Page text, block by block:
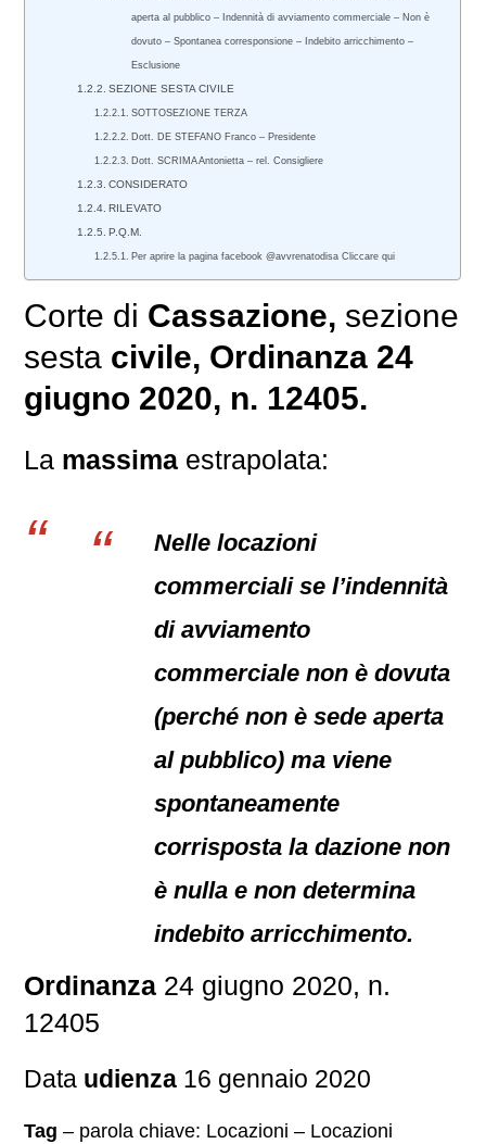
aperta al pubblico – Indennità di avviamento commerciale – Non è
dovuto – Spontanea corresponsione – Indebito arricchimento –
Esclusione
SEZIONE SESTA CIVILE
SOTTOSEZIONE TERZA
Dott. DE STEFANO Franco – Presidente
Dott. SCRIMA Antonietta – rel. Consigliere
CONSIDERATO
RILEVATO
P.Q.M.
Per aprire la pagina facebook @avvrenatodisa Cliccare qui
Corte di Cassazione, sezione
sesta civile, Ordinanza 24
giugno 2020, n. 12405.
La massima estrapolata:
Nelle locazioni
commerciali se l’indennità
di avviamento
commerciale non è dovuta
(perché non è sede aperta
al pubblico) ma viene
spontaneamente
corrisposta la dazione non
è nulla e non determina
indebito arricchimento.
Ordinanza 24 giugno 2020, n.
12405
Data udienza 16 gennaio 2020
Tag – parola chiave: Locazioni – Locazioni